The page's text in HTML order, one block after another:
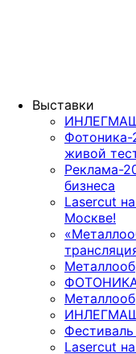
Выставки
Фотоника-
живой
Реклама-
бизнеса
Lasercut
Москве!
Lasercut